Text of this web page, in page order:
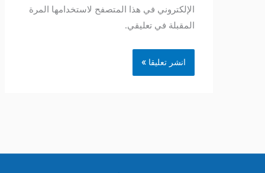
الإلكتروني في هذا المتصفح لاستخدامها المرة
المقبلة في تعليقي.